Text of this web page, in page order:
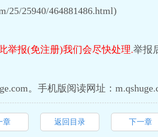
25940/464881486.html)
举报(免注册)我们会尽快处理.举报
。手机版阅读网址：
章 返回目录 下一章